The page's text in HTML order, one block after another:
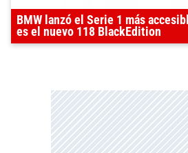
BMW lanzó el Serie 1 más
es el nuevo 118 BlackEdition